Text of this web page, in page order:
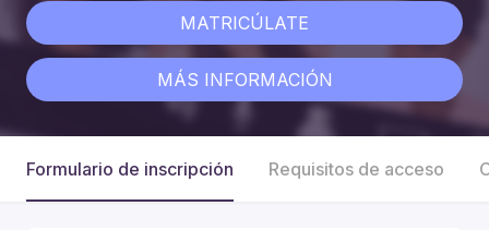
MATRICÚLATE
MÁS INFORMACIÓN
Formulario de inscripción Requisitos de acceso